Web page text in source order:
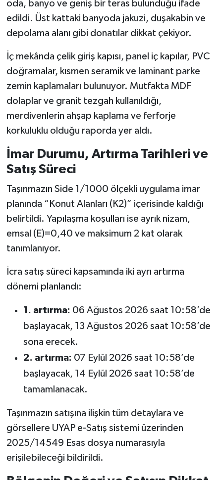
oda, banyo ve geniş bir teras bulunduğu ifade
edildi. Üst kattaki banyoda jakuzi, duşakabin ve
depolama alanı gibi donatılar dikkat çekiyor.
İç mekânda çelik giriş kapısı, panel iç kapılar, PVC
doğramalar, kısmen seramik ve laminant parke
zemin kaplamaları bulunuyor. Mutfakta MDF
dolaplar ve granit tezgah kullanıldığı,
merdivenlerin ahşap kaplama ve ferforje
korkuluklu olduğu raporda yer aldı.
İmar Durumu, Artırma Tarihleri ve
Satış Süreci
Taşınmazın Side 1/1000 ölçekli uygulama imar
planında “Konut Alanları (K2)” içerisinde kaldığı
belirtildi. Yapılaşma koşulları ise ayrık nizam,
emsal (E)=0,40 ve maksimum 2 kat olarak
tanımlanıyor.
İcra satış süreci kapsamında iki ayrı artırma
dönemi planlandı:
1. artırma: 06 Ağustos 2026 saat 10:58’de
başlayacak, 13 Ağustos 2026 saat 10:58’de
sona erecek.
2. artırma: 07 Eylül 2026 saat 10:58’de
başlayacak, 14 Eylül 2026 saat 10:58’de
tamamlanacak.
Taşınmazın satışına ilişkin tüm detaylara ve
görsellere UYAP e-Satış sistemi üzerinden
2025/14549 Esas dosya numarasıyla
erişilebileceği bildirildi.